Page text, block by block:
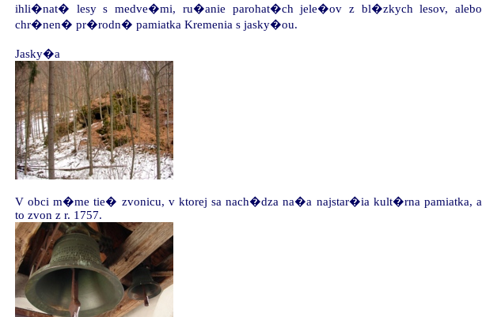
ihli�nat� lesy s medve�mi, ru�anie parohat�ch jele�ov z bl�zkych lesov, alebo
chr�nen� pr�rodn� pamiatka Kremenia s jasky�ou.
Jasky�a
V obci m�me tie� zvonicu, v ktorej sa nach�dza na�a najstar�ia kult�rna pamiatka, a
to zvon z r. 1757.